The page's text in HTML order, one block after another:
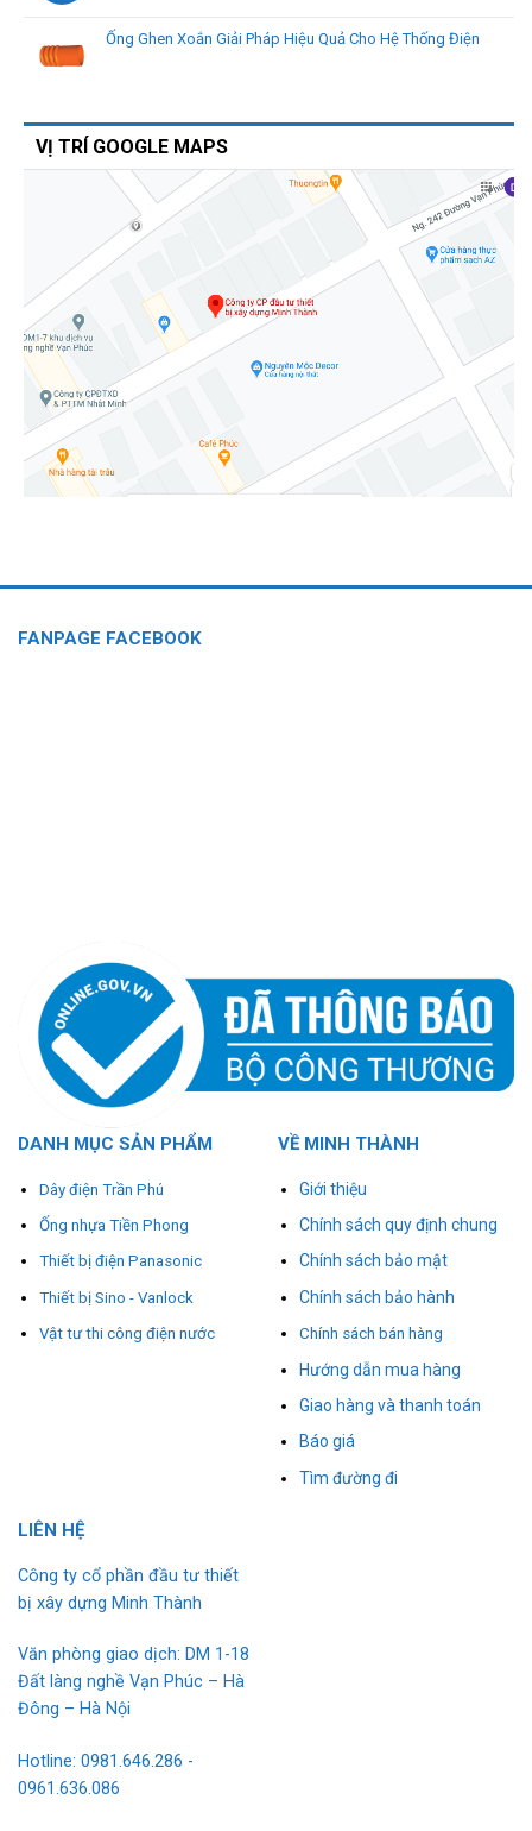
Ống Ghen Xoắn Giải Pháp Hiệu Quả Cho Hệ Thống Điện
VỊ TRÍ GOOGLE MAPS
FANPAGE FACEBOOK
DANH MỤC SẢN PHẨM
Dây điện Trần Phú
Ống nhựa Tiền Phong
Thiết bị điện Panasonic
Thiết bị Sino - Vanlock
Vật tư thi công điện nước
VỀ MINH THÀNH
Giới thiệu
Chính sách quy định chung
Chính sách bảo mật
Chính sách bảo hành
Chính sách bán hàng
Hướng dẫn mua hàng
Giao hàng và thanh toán
Báo giá
Tìm đường đi
LIÊN HỆ
Công ty cổ phần đầu tư thiết
bị xây dựng Minh Thành
Văn phòng giao dịch: DM 1-18
Đất làng nghề Vạn Phúc – Hà
Đông – Hà Nội
Hotline: 0981.646.286 -
0961.636.086